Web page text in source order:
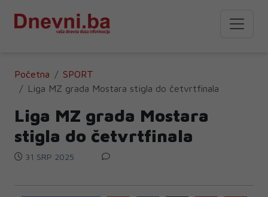
Početna
SPORT
Liga MZ grada Mostara stigla do četvrtfinala
Liga MZ grada Mostara
stigla do četvrtfinala
31 SRP 2025